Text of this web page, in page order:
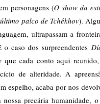
personagens (O show da
palco de Tchékhov).
ultrapassam a
caso dos surpreendentes
que cada conto aqui
de alteridade. A
espelho, acaba por nos
precária humanidade,